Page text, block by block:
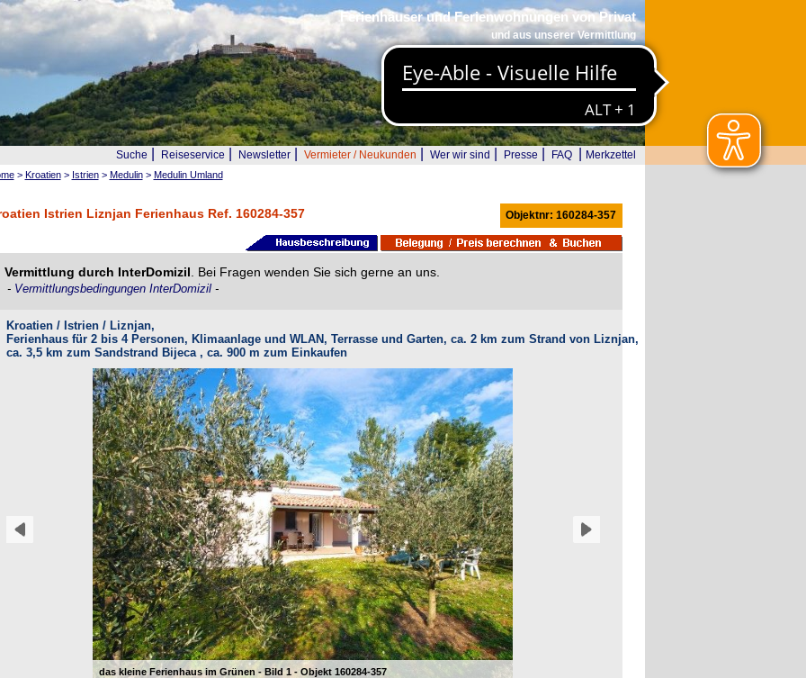
Ferienhäuser und Ferienwohnungen von Privat
und aus unserer Vermittlung
Suche Reiseservice Newsletter| Vermieter / Neukunden Wer wir sind Presse FAQ Merkzettel
> Kroatien> Istrien> Medulin> Medulin Umland
Istrien Liznjan Ferienhaus Ref. 160284-357 Objektnr: 160284-357
Vermittlung durch InterDomizil . Bei Fragen wenden Sie sich gerne an uns.
- Vermittlungsbedingungen InterDomizil -
Kroatien / Istrien / Liznjan,
Ferienhaus für 2 bis 4 Personen, Klimaanlage und WLAN, Terrasse und Garten, ca. 2 km zum Strand von Liznjan,
ca. 3,5 km zum Sandstrand Bijeca , ca. 900 m zum Einkaufen
das kleine Ferienhaus im Grünen - Bild 1 - Objekt 160284-357